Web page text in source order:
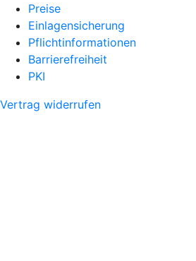
Preise
Einlagensicherung
Pflichtinformationen
Barrierefreiheit
PKI
Vertrag widerrufen